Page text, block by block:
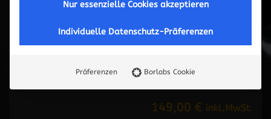
- für Porsche 944 Turbo Bj 08/85-
149,00 € inkl.MwSt.
Nur essenzielle Cookies akzeptieren
Individuelle Datenschutz-Präferenzen
Präferenzen Borlabs Cookie